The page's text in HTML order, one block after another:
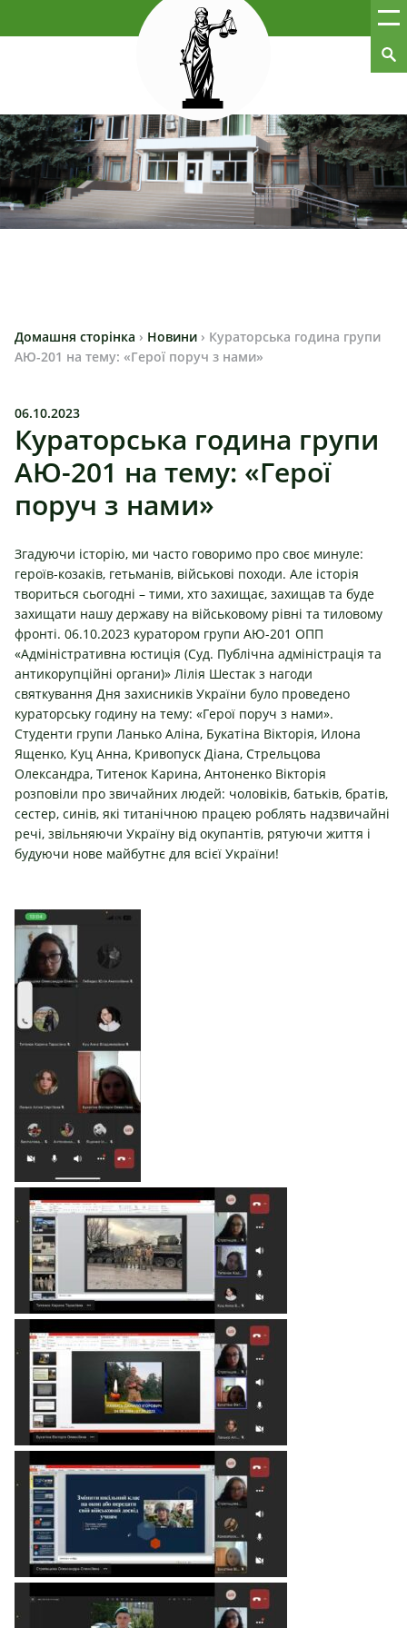
Домашня сторінка › Новини › Кураторська година групи
АЮ-201 на тему: «Герої поруч з нами»
06.10.2023
Кураторська година групи
АЮ-201 на тему: «Герої
поруч з нами»
Згадуючи історію, ми часто говоримо про своє минуле:
героїв-козаків, гетьманів, військові походи. Але історія
твориться сьогодні – тими, хто захищає, захищав та буде
захищати нашу державу на військовому рівні та тиловому
фронті. 06.10.2023 куратором групи АЮ-201 ОПП
«Адміністративна юстиція (Суд. Публічна адміністрація та
антикорупційні органи)» Лілія Шестак з нагоди
святкування Дня захисників України було проведено
кураторську годину на тему: «Герої поруч з нами».
Студенти групи Ланько Аліна, Букатіна Вікторія, Илона
Ященко, Куц Анна, Кривопуск Діана, Стрельцова
Олександра, Титенок Карина, Антоненко Вікторія
розповіли про звичайних людей: чоловіків, батьків, братів,
сестер, синів, які титанічною працею роблять надзвичайні
речі, звільняючи Україну від окупантів, рятуючи життя і
будуючи нове майбутнє для всієї України!